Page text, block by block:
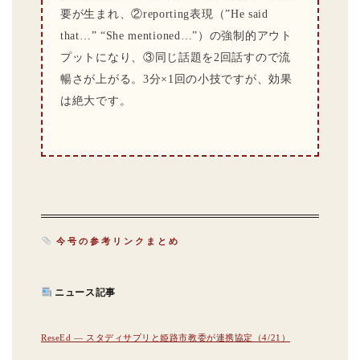
要が生まれ、②reporting表現（”He said
that…” “She mentioned…”）の強制的アウト
プットになり、③同じ話題を2回話すので流
暢さが上がる。3分×1回の小技ですが、効果
は絶大です。
今号の参考リンクまとめ
ニュース記事
ReseEd — スタディサプリと姫路市教委が連携協定（4/21）